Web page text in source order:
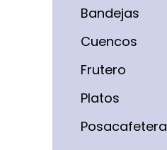
Bandejas
Cuencos
Frutero
Platos
Posacafetera